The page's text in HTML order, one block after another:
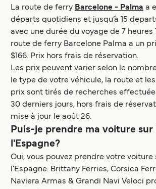
La route de ferry Barcelone - Palma a
départs quotidiens et jusqu’à 15
avec une durée du voyage de 7 heures
route de ferry Barcelone Palma a un
$166. Prix hors frais de réservation.
Les prix peuvent varier selon le
le type de votre véhicule, la route et
prix sont tirés de recherches
30 derniers jours, hors frais de
mise à jour le août 26.
Puis-je prendre ma voiture
l'Espagne?
Oui, vous pouvez prendre votre voiture
l'Espagne. Brittany Ferries, Corsica
Naviera Armas & Grandi Navi Veloci